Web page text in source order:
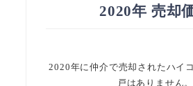
2020年 売却
2020年に仲介で売却されたハイ
戸はありません。